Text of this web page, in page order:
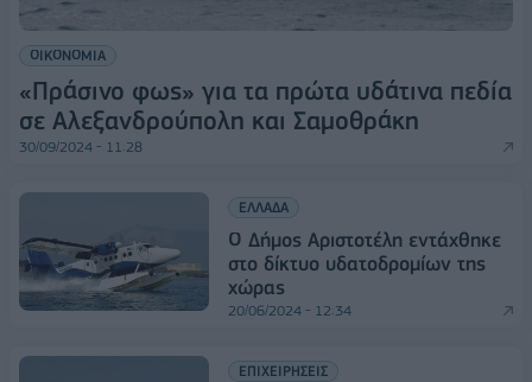
ΟΙΚΟΝΟΜΙΑ
«Πράσινο φως» για τα πρώτα υδάτινα πεδία
σε Αλεξανδρούπολη και Σαμοθράκη
30/09/2024 - 11:28
ΕΛΛΑΔΑ
Ο Δήμος Αριστοτέλη εντάχθηκε
στο δίκτυο υδατοδρομίων της
χώρας
20/06/2024 - 12:34
ΕΠΙΧΕΙΡΗΣΕΙΣ